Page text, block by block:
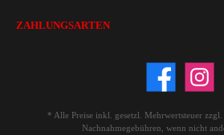
ZAHLUNGSARTEN
* Alle Preise inkl. gesetzl. Mehrwertsteuer zzgl.
Nachnahmegebühren, wenn nicht